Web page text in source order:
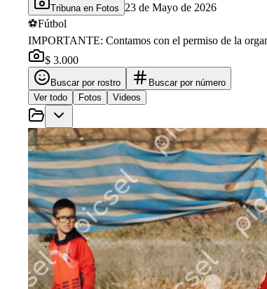
Tribuna en Fotos
23 de Mayo de 2026
⚽Fútbol
IMPORTANTE: Contamos con el permiso de la
$ 3.000
Buscar por rostro
Buscar por número
Ver todo
Fotos Videos